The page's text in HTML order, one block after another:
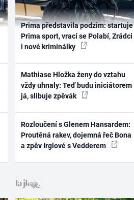
Prima představila podzim: startuje
Prima sport, vrací se Polabí, Zrádci
i nové kriminálky
Mathiase Hložka ženy do vztahu
vždy uhnaly: Teď budu iniciátorem
já, slibuje zpěvák
Rozloučení s Glenem Hansardem:
Proutěná rakev, dojemná řeč Bona
a zpěv Irglové s Vedderem